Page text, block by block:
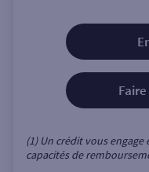
(1) Un crédit vous
capacités de